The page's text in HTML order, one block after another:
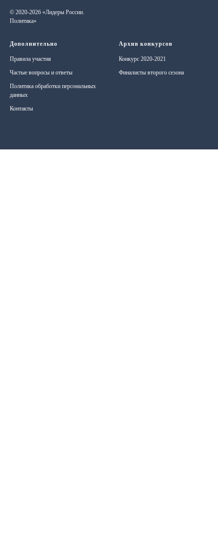
© 2020-2026 «Лидеры России.
Политика»
Дополнительно
Правила участия
Частые вопросы и ответы
Политика обработки персональных
данных
Контакты
Архив конкурсов
Конкурс 2020-2021
Финалисты второго сезона